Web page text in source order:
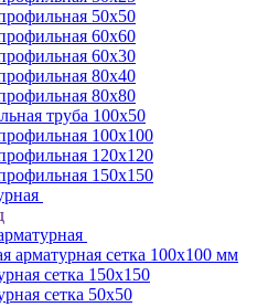
50х50
60x60
60х30
80х40
80х80
труба 100х50
100х100
120х120
150х150
арматурная сетка 100х100 мм
сетка 150х150
сетка 50х50